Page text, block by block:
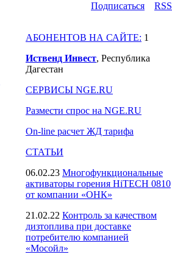
Подпиcаться
RSS
АБОНЕНТОВ НА САЙТЕ: 1
Иственд Инвест, Республика
Дагестан
СЕРВИСЫ NGE.RU
Размести спрос на NGE.RU
On-line расчет ЖД тарифа
СТАТЬИ
06.02.23 Многофункциональные
активаторы горения HiTECH 0810
от компании «ОНК»
21.02.22 Контроль за качеством
дизтоплива при доставке
потребителю компанией
«Мосойл»